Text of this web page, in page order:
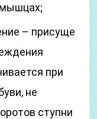
– присуще
при
не
ступни